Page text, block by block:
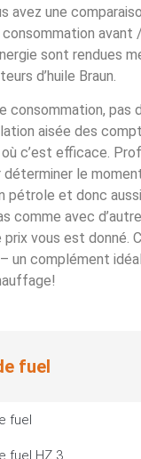
avez une
avant
sont rendues
d’huile Braun.
consommation, pas
aisée des
c’est efficace.
déterminer le
pétrole et donc
comme avec
prix vous est donné.
– un complément
fuel
fuel
fuel HZ 3